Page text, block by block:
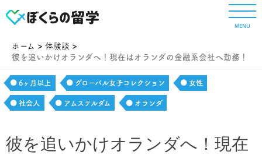
容
プ
MENU
ホーム
体験談
彼を追いかけオランダへ！現在はオランダの金融系会社へ勤務！
6ヶ月以上 グローバル女子コレクション 女性
社会人 アムステルダム オランダ
彼を追いかけオランダへ！現在